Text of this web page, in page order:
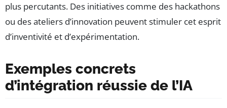
plus percutants. Des initiatives comme des hackathons
ou des ateliers d’innovation peuvent stimuler cet esprit
d’inventivité et d’expérimentation.
Exemples concrets
d’intégration réussie de l’IA